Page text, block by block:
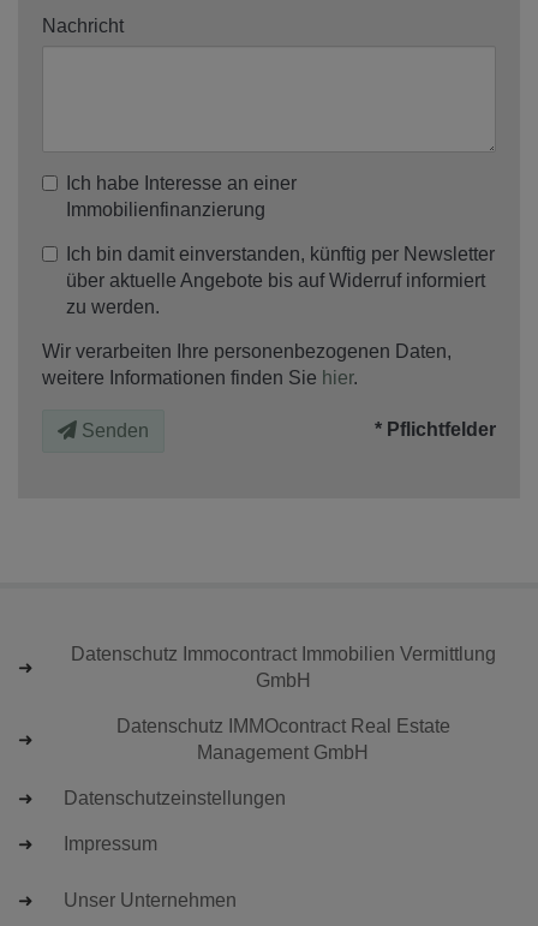
Nachricht
Ich habe Interesse an einer
Immobilienfinanzierung
Ich bin damit einverstanden, künftig per Newsletter
über aktuelle Angebote bis auf Widerruf informiert
zu werden.
Wir verarbeiten Ihre personenbezogenen Daten,
weitere Informationen finden Sie hier.
Senden * Pflichtfelder
Datenschutz Immocontract Immobilien Vermittlung
GmbH
Datenschutz IMMOcontract Real Estate
Management GmbH
Datenschutzeinstellungen
Impressum
Unser Unternehmen